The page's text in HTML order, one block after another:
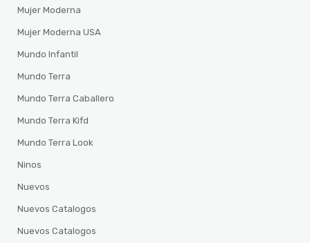
Mujer Moderna
Mujer Moderna USA
Mundo Infantil
Mundo Terra
Mundo Terra Caballero
Mundo Terra Kifd
Mundo Terra Look
Ninos
Nuevos
Nuevos Catalogos
Nuevos Catalogos